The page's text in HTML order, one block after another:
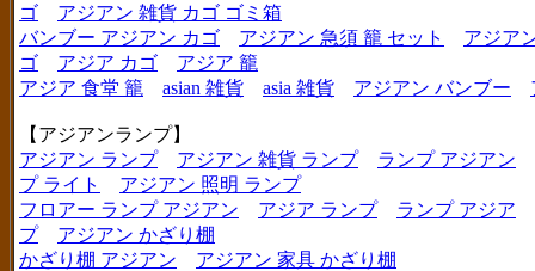
ゴ
アジアン 雑貨 カゴ ゴミ箱
バンブー アジアン カゴ
アジアン 急須 籠 セット
アジア
ゴ
アジア カゴ
アジア 籠
アジア 食堂 籠
asian 雑貨 asia 雑貨 アジアン バンブー
【アジアンランプ】
アジアン ランプ
アジアン 雑貨 ランプ
ランプ アジアン
プ ライト
アジアン 照明 ランプ
フロアー ランプ アジアン
アジア ランプ
ランプ アジア
プ
アジアン かざり棚
かざり棚 アジアン
アジアン 家具 かざり棚